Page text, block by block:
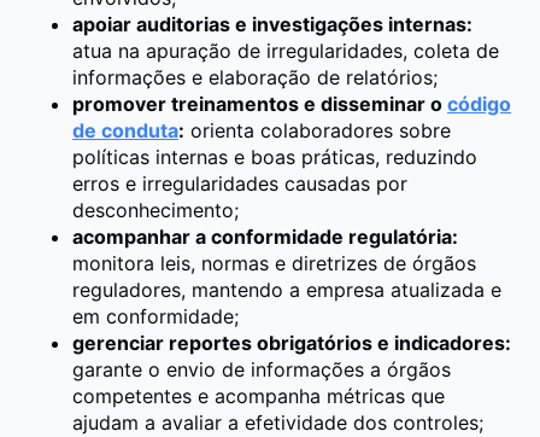
apoiar auditorias e investigações internas:
atua na apuração de irregularidades, coleta de
informações e elaboração de relatórios;
promover treinamentos e disseminar o código
de conduta: orienta colaboradores sobre
políticas internas e boas práticas, reduzindo
erros e irregularidades causadas por
desconhecimento;
acompanhar a conformidade regulatória:
monitora leis, normas e diretrizes de órgãos
reguladores, mantendo a empresa atualizada e
em conformidade;
gerenciar reportes obrigatórios e indicadores:
garante o envio de informações a órgãos
competentes e acompanha métricas que
ajudam a avaliar a efetividade dos controles;